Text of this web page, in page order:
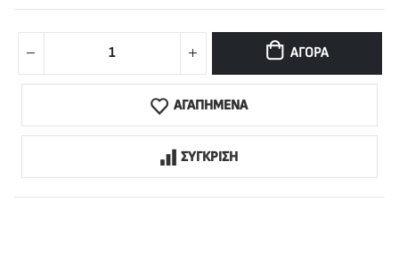
ΑΓΟΡΆ
ΑΓΑΠΗΜΕΝΑ
ΣΥΓΚΡΙΣΗ